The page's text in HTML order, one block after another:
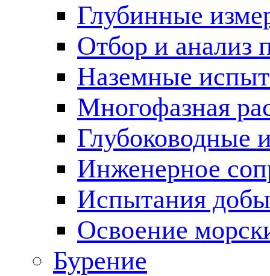
Глубинные
Отбор и анализ
Наземные
Многофазная
Глубоководные
Инженерное
Испытания
Освоение
Бурение